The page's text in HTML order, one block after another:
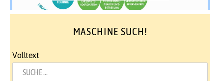
MASCHINE SUCH!
Volltext